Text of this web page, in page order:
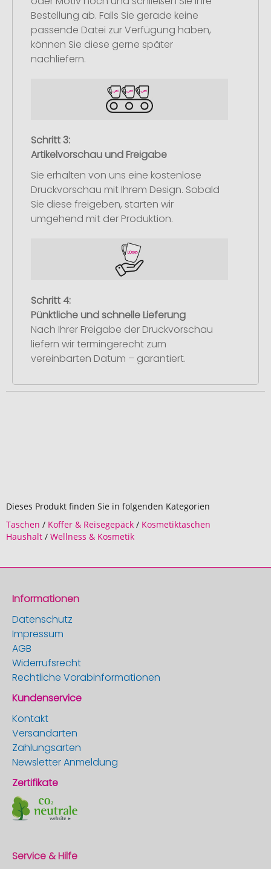
Bestellung ab. Falls Sie gerade keine
passende Datei zur Verfügung haben,
können Sie diese gerne später
nachliefern.
Schritt 3:
Artikelvorschau und Freigabe
Sie erhalten von uns eine kostenlose
Druckvorschau mit Ihrem Design. Sobald
Sie diese freigeben, starten wir
umgehend mit der Produktion.
Schritt 4:
Pünktliche und schnelle Lieferung
Nach Ihrer Freigabe der Druckvorschau
liefern wir termingerecht zum
vereinbarten Datum – garantiert.
Dieses Produkt finden Sie in folgenden Kategorien
Taschen / Koffer & Reisegepäck / Kosmetiktaschen
Haushalt / Wellness & Kosmetik
Informationen
Datenschutz
Impressum
AGB
Widerrufsrecht
Rechtliche Vorabinformationen
Kundenservice
Kontakt
Versandarten
Zahlungsarten
Newsletter Anmeldung
Zertifikate
Service & Hilfe